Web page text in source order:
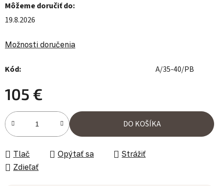
Môžeme doručiť do:
19.8.2026
Možnosti doručenia
Kód: A/35-40/PB
105 €
Jednotková cena:
DO KOŠÍKA
Tlač Opýtať sa
Strážiť
Zdieľať